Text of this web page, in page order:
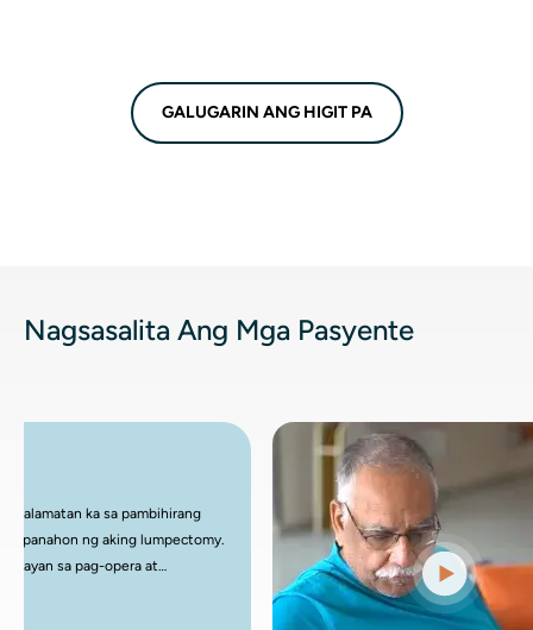
GALUGARIN ANG HIGIT PA
Nagsasalita Ang Mga Pasyente
kong pasalamatan ka sa pambihirang
mo sa panahon ng aking lumpectomy.
kasanayan sa pag-opera at